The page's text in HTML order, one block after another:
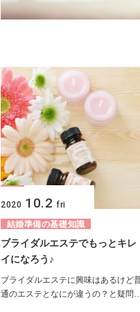
2020 10.2 fri
結婚準備の基礎知識
ブライダルエステでもっとキレ
イになろう♪
ブライダルエステに興味はあるけど
通のエステとなにが違うの？と疑問